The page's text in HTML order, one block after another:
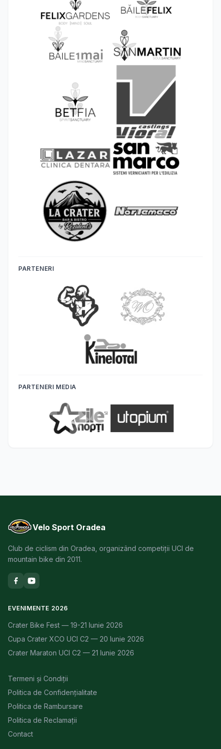
PARTENERI
PARTENERI MEDIA
Velo Sport Oradea
Club de ciclism din Oradea, organizând competiții UCI de
mountain bike din 2011.
EVENIMENTE 2026
Crater Bike Fest — 19-21 Iunie 2026
Cupa Crater XCO UCI C2 — 20 Iunie 2026
Crater Maraton UCI C2 — 21 Iunie 2026
Termeni și Condiții
Politica de Confidențialitate
Politica de Rambursare
Politica de Reclamații
Contact